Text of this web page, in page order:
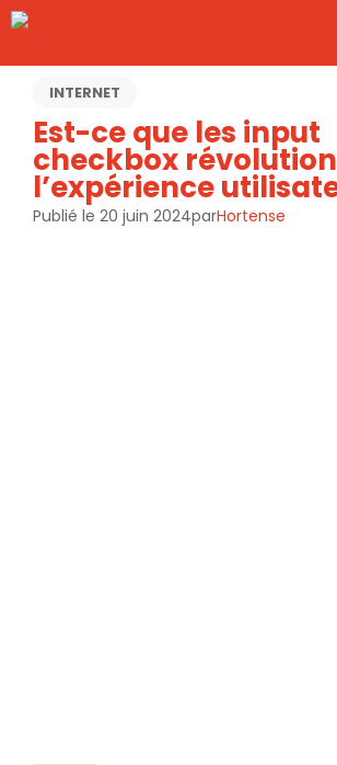
Aller
contenu
INTERNET
Est-ce que les input
checkbox
l’expérience
Publié le 20 juin 2024parHortense